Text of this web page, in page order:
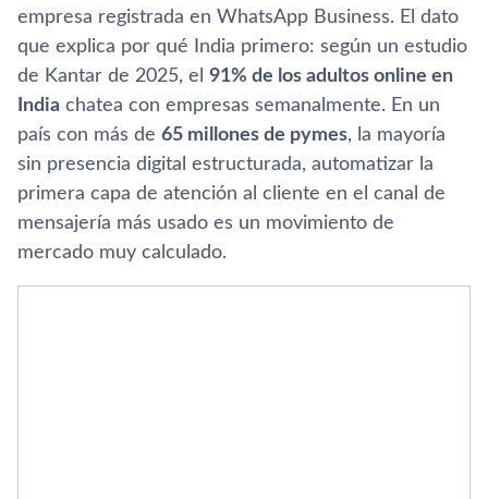
empresa registrada en WhatsApp Business. El dato
que explica por qué India primero: según un estudio
de Kantar de 2025, el 91% de los adultos online en
India chatea con empresas semanalmente. En un
país con más de 65 millones de pymes, la mayoría
sin presencia digital estructurada, automatizar la
primera capa de atención al cliente en el canal de
mensajería más usado es un movimiento de
mercado muy calculado.